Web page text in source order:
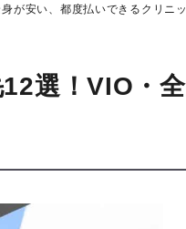
が安い、都度払いできるクリニ
選！VIO・